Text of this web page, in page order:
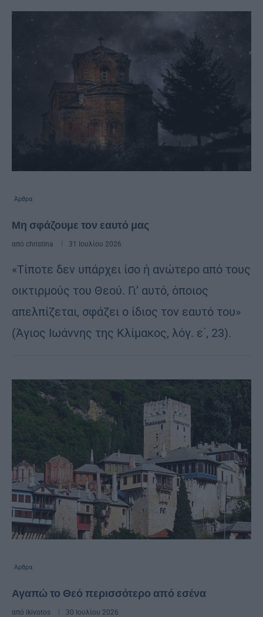
Άρθρα
Μη σφάζουμε τον εαυτό μας
από christina 31 Ιουλίου 2026
«Τίποτε δεν υπάρχει ίσο ή ανώτερο από τους
οικτιρμούς του Θεού. Γι’ αυτό, όποιος
απελπίζεται, σφάζει ο ίδιος τον εαυτό του»
(Άγιος Ιωάννης της Κλίμακος, λόγ. ε΄, 23).
Άρθρα
Αγαπώ το Θεό περισσότερο από εσένα
από ikivotos 30 Ιουλίου 2026